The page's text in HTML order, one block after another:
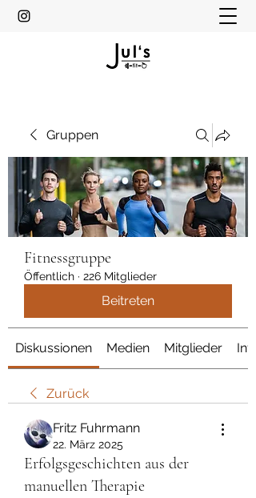
Gruppen
Fitnessgruppe
Öffentlich · 226 Mitglieder
Beitreten
Diskussionen Medien Mitglieder Info
Zurück
Fritz Fuhrmann
22. März 2025
Erfolgsgeschichten aus der
manuellen Therapie